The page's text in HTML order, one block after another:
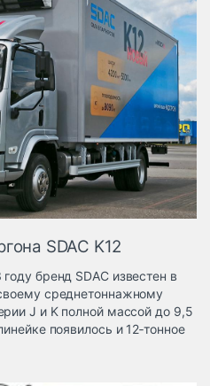
в
грузы
и
грузы
и
и ВЭД
SDAC K12
бренд SDAC известен в
среднетоннажному
J и K полной массой до 9,5
появилось и 12‑тонное